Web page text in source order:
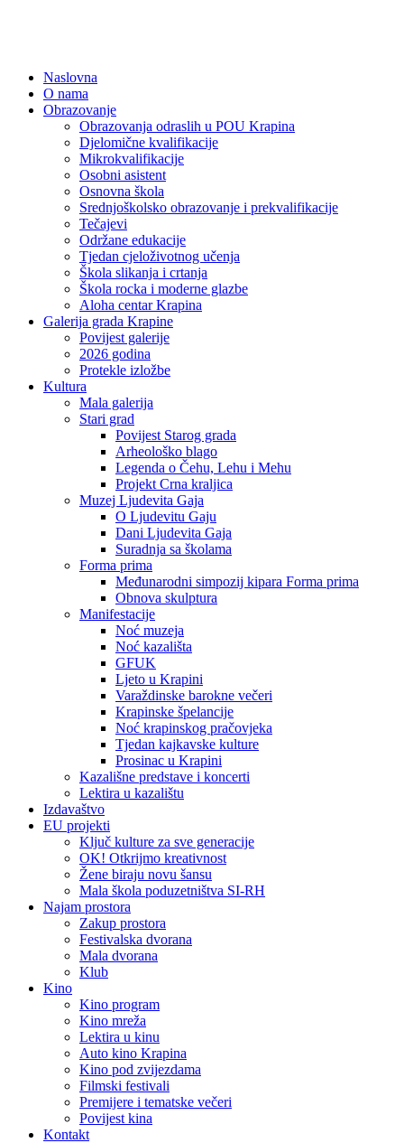
Naslovna
O nama
Obrazovanje
Obrazovanja odraslih u POU Krapina
Djelomične kvalifikacije
Mikrokvalifikacije
Osobni asistent
Osnovna škola
Srednjoškolsko obrazovanje i prekvalifikacije
Tečajevi
Održane edukacije
Tjedan cjeloživotnog učenja
Škola slikanja i crtanja
Škola rocka i moderne glazbe
Aloha centar Krapina
Galerija grada Krapine
Povijest galerije
2026 godina
Protekle izložbe
Kultura
Mala galerija
Stari grad
Povijest Starog grada
Arheološko blago
Legenda o Čehu, Lehu i Mehu
Projekt Crna kraljica
Muzej Ljudevita Gaja
O Ljudevitu Gaju
Dani Ljudevita Gaja
Suradnja sa školama
Forma prima
Međunarodni simpozij kipara Forma prima
Obnova skulptura
Manifestacije
Noć muzeja
Noć kazališta
GFUK
Ljeto u Krapini
Varaždinske barokne večeri
Krapinske špelancije
Noć krapinskog pračovjeka
Tjedan kajkavske kulture
Prosinac u Krapini
Kazališne predstave i koncerti
Lektira u kazalištu
Izdavaštvo
EU projekti
Ključ kulture za sve generacije
OK! Otkrijmo kreativnost
Žene biraju novu šansu
Mala škola poduzetništva SI-RH
Najam prostora
Zakup prostora
Festivalska dvorana
Mala dvorana
Klub
Kino
Kino program
Kino mreža
Lektira u kinu
Auto kino Krapina
Kino pod zvijezdama
Filmski festivali
Premijere i tematske večeri
Povijest kina
Kontakt